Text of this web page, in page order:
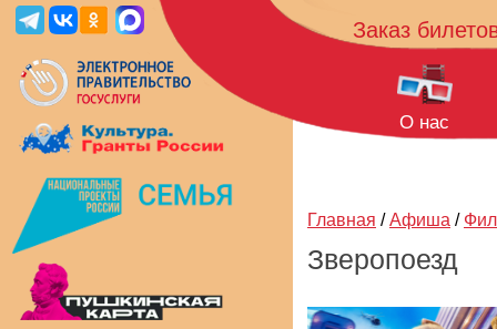
Заказ
О нас
Главная / Афиша /
Зверопоезд